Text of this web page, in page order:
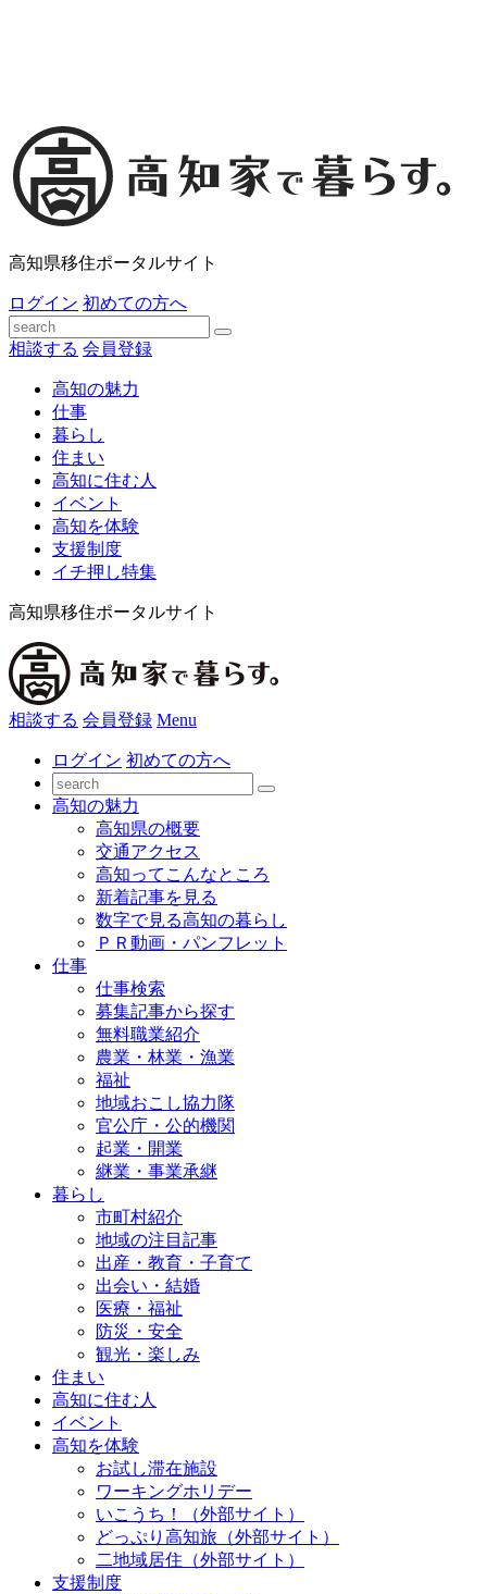
高知県移住ポータルサイト
ログイン 初めての方へ
相談する 会員登録
高知の魅力
仕事
暮らし
住まい
高知に住む人
イベント
高知を体験
支援制度
イチ押し特集
高知県移住ポータルサイト
相談する 会員登録 Menu
ログイン 初めての方へ
高知の魅力
高知県の概要
交通アクセス
高知ってこんなところ
新着記事を見る
数字で見る高知の暮らし
ＰＲ動画・パンフレット
仕事
仕事検索
募集記事から探す
無料職業紹介
農業・林業・漁業
福祉
地域おこし協力隊
官公庁・公的機関
起業・開業
継業・事業承継
暮らし
市町村紹介
地域の注目記事
出産・教育・子育て
出会い・結婚
医療・福祉
防災・安全
観光・楽しみ
住まい
高知に住む人
イベント
高知を体験
お試し滞在施設
ワーキングホリデー
いこうち！（外部サイト）
どっぷり高知旅（外部サイト）
二地域居住（外部サイト）
支援制度